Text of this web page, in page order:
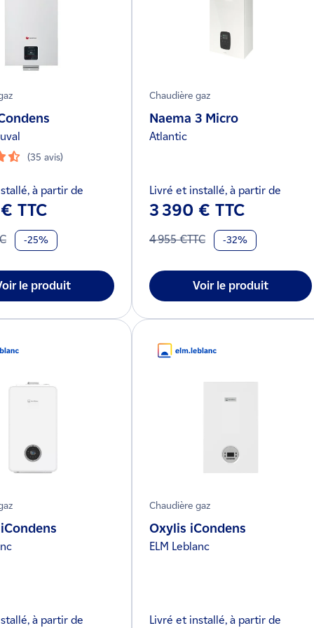
(35 avis)
à partir de
TTC
-25%
le produit
Chaudière gaz
Naema 3 Micro
Atlantic
Livré et installé, à partir de
3 390 € TTC
4 955 €TTC -32%
Voir le produit
à partir de
Chaudière gaz
Oxylis iCondens
ELM Leblanc
Livré et installé, à partir de